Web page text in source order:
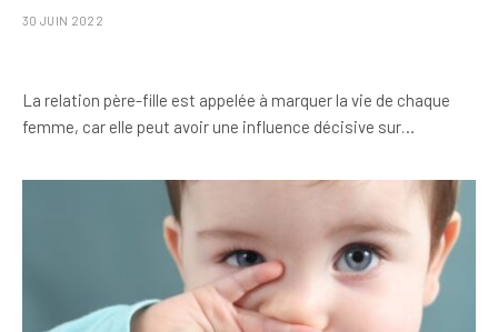
30 JUIN 2022
La relation père-fille est appelée à marquer la vie de chaque
femme, car elle peut avoir une influence décisive sur…